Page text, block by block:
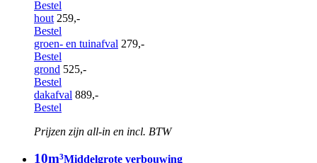
Bestel
hout 259,-
Bestel
groen- en tuinafval 279,-
Bestel
grond 525,-
Bestel
dakafval 889,-
Bestel
Prijzen zijn all-in en incl. BTW
10m³Middelgrote verbouwing